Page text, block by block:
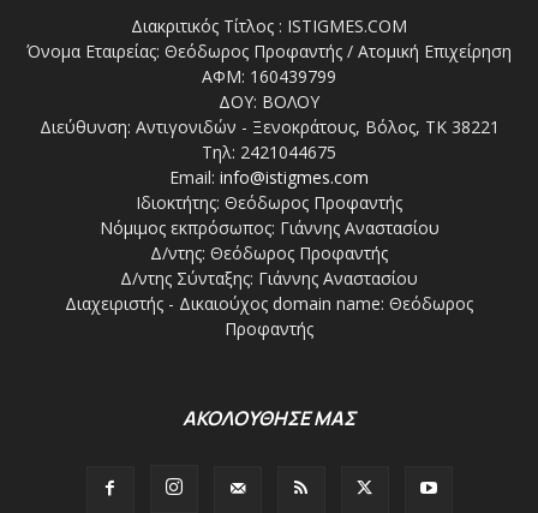
Διακριτικός Τίτλος : ISTIGMES.COM
Όνομα Εταιρείας: Θεόδωρος Προφαντής / Ατομική Επιχείρηση
ΑΦΜ: 160439799
ΔΟΥ: ΒΟΛΟΥ
Διεύθυνση: Αντιγονιδών - Ξενοκράτους, Βόλος, ΤΚ 38221
Τηλ: 2421044675
Email: info@istigmes.com
Ιδιοκτήτης: Θεόδωρος Προφαντής
Νόμιμος εκπρόσωπος: Γιάννης Αναστασίου
Δ/ντης: Θεόδωρος Προφαντής
Δ/ντης Σύνταξης: Γιάννης Αναστασίου
Διαχειριστής - Δικαιούχος domain name: Θεόδωρος
Προφαντής
ΑΚΟΛΟΥΘΗΣΕ ΜΑΣ